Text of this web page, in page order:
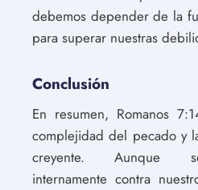
debemos depender de la
para superar nuestras
Conclusión
En resumen, Romanos
complejidad del pecado y
creyente. Aunque
internamente contra